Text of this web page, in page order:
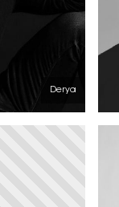
Derya